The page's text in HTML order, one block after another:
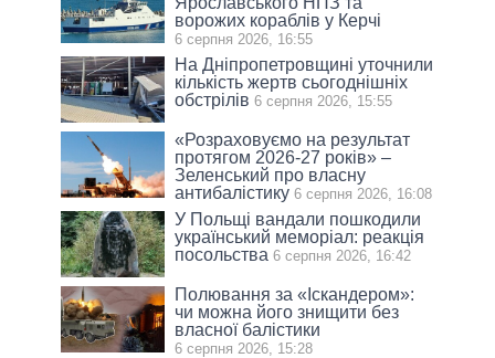
ворожих кораблів у Керчі
6 серпня 2026, 16:55
На Дніпропетровщині уточнили
кількість жертв сьогоднішніх
обстрілів 6 серпня 2026, 15:55
«Розраховуємо на результат
протягом 2026-27 років» –
Зеленський про власну
антибалістику 6 серпня 2026, 16:08
У Польщі вандали пошкодили
український меморіал: реакція
посольства 6 серпня 2026, 16:42
Полювання за «Іскандером»:
чи можна його знищити без
власної балістики
6 серпня 2026, 15:28